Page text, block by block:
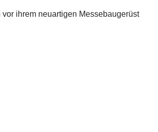
ihrem neuartigen Messebaugerüst